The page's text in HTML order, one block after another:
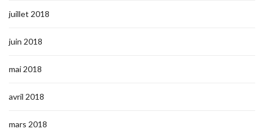
juillet 2018
juin 2018
mai 2018
avril 2018
mars 2018